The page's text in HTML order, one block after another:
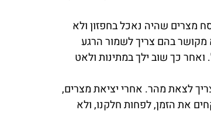
מצרים שהיה נאכל בחפזון ולא
בהם צריך לשמור הרגע
ואחר כך שוב ילך במתינות ולאט
לצאת מהר. אחרי יציאת מצרים,
את הזמן, לפחות חלקנו, ולא